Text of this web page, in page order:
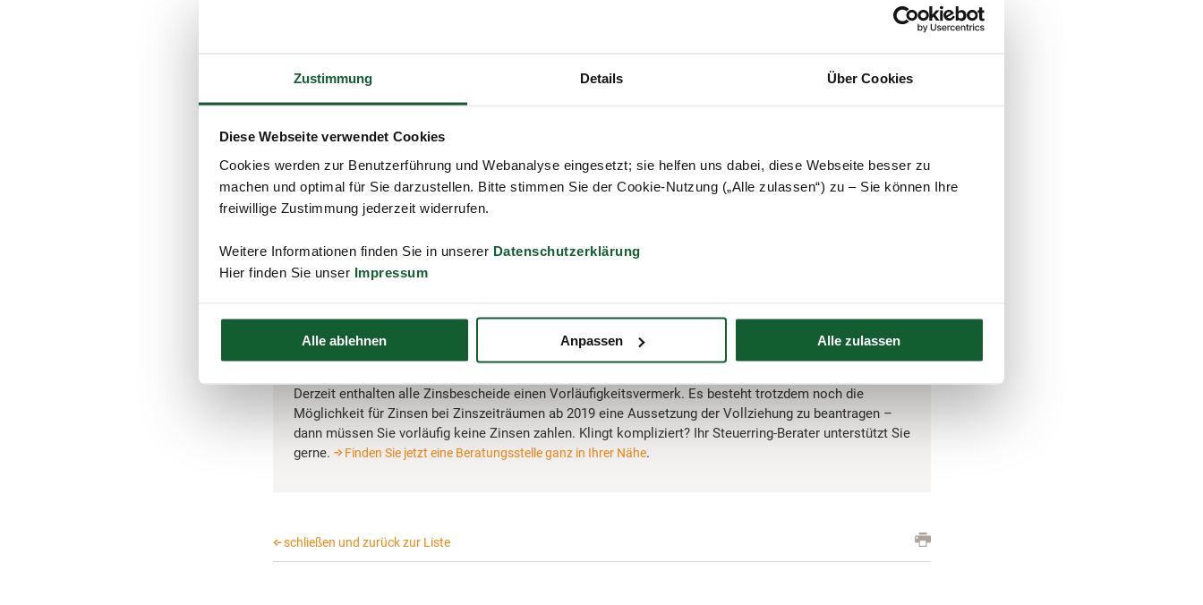
Zustimmung Details Über Cookies
Diese Webseite verwendet Cookies
Cookies werden zur Benutzerführung und Webanalyse eingesetzt; sie helfen uns dabei, diese Webseite besser zu
machen und optimal für Sie darzustellen. Bitte stimmen Sie der Cookie-Nutzung („Alle zulassen“) zu – Sie können Ihre
freiwillige Zustimmung jederzeit widerrufen.
Weitere Informationen finden Sie in unserer Datenschutzerklärung
Hier finden Sie unser Impressum
Alle ablehnen Anpassen Alle zulassen
Der Steuerbescheid für 2014 ergeht am 18. Dezember 2020. Die Einkommensteuernachzahlung beträgt 2.300
Euro.
ist und endet an dem Tag, an dem die Steuerfestsetzung wirksam ist (§ 233a Abs. 2 AO). Die Zinsen sind
Satz 2 AO).
Der Zinszeitraum beträgt nach Ablauf der 15 Monate: 1. April 2016 bis 21. Dezember 2020 (Bekanntgabe
56 x 0,5 Prozent = 28 Prozent x 2.300 Euro = 644 Euro Zinsen
Tipp:
Derzeit enthalten alle Zinsbescheide einen Vorläufigkeitsvermerk. Es besteht trotzdem noch die
Möglichkeit für Zinsen bei Zinszeiträumen ab 2019 eine Aussetzung der Vollziehung zu beantragen –
dann müssen Sie vorläufig keine Zinsen zahlen. Klingt kompliziert? Ihr Steuerring-Berater unterstützt Sie
gerne.
Finden Sie jetzt eine Beratungsstelle ganz in Ihrer Nähe.
schließen und zurück zur Liste